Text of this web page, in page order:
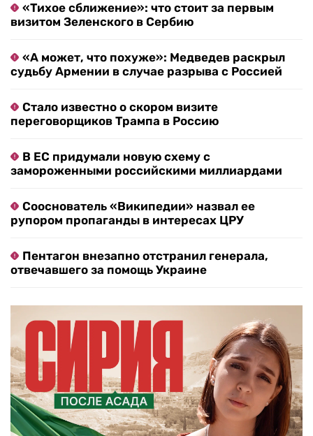
«Тихое сближение»: что стоит за первым
визитом Зеленского в Сербию
«А может, что похуже»: Медведев раскрыл
судьбу Армении в случае разрыва с Россией
Стало известно о скором визите
переговорщиков Трампа в Россию
В ЕС придумали новую схему с
замороженными российскими миллиардами
Сооснователь «Википедии» назвал ее
рупором пропаганды в интересах ЦРУ
Пентагон внезапно отстранил генерала,
отвечавшего за помощь Украине